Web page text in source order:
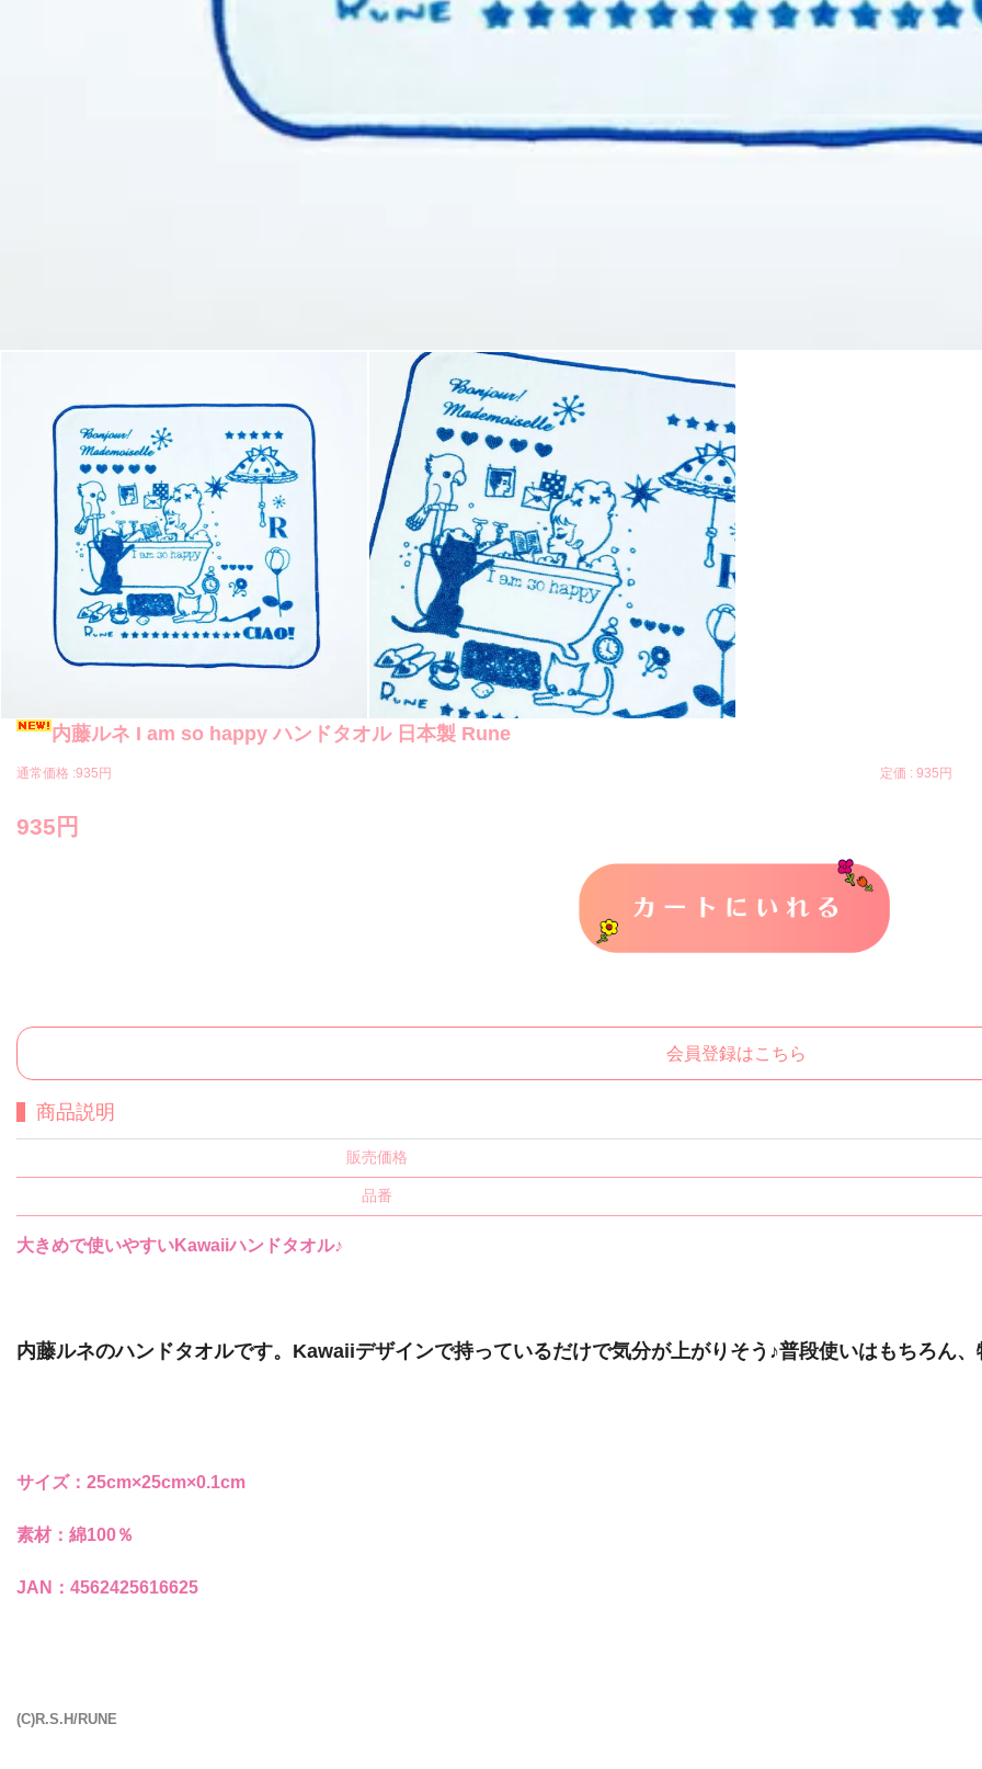
内藤ルネ I am so happy ハンドタオル 日本製 Rune
通常価格 :935円 定価 :935円
935円
カートに入れる
会員登録はこちら
商品説明
販売価格
品番
大きめで使いやすいKawaiiハンドタオル♪
内藤ルネのハンドタオルです。Kawaiiデザインで持っているだけで気分が上がりそう♪普段使いはもちろん
サイズ：25cm×25cm×0.1cm
素材：綿100％
JAN：4562425616625
(C)R.S.H/RUNE